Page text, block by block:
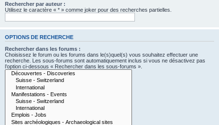
Rechercher par auteur :
Utilisez le caractère « * » comme joker pour des recherches partielles.
OPTIONS DE RECHERCHE
Rechercher dans les forums :
Choisissez le forum ou les forums dans le(s)quel(s) vous souhaitez effectuer une
recherche. Les sous-forums sont automatiquement inclus si vous ne désactivez pas
l’option ci-dessous « Rechercher dans les sous-forums ».